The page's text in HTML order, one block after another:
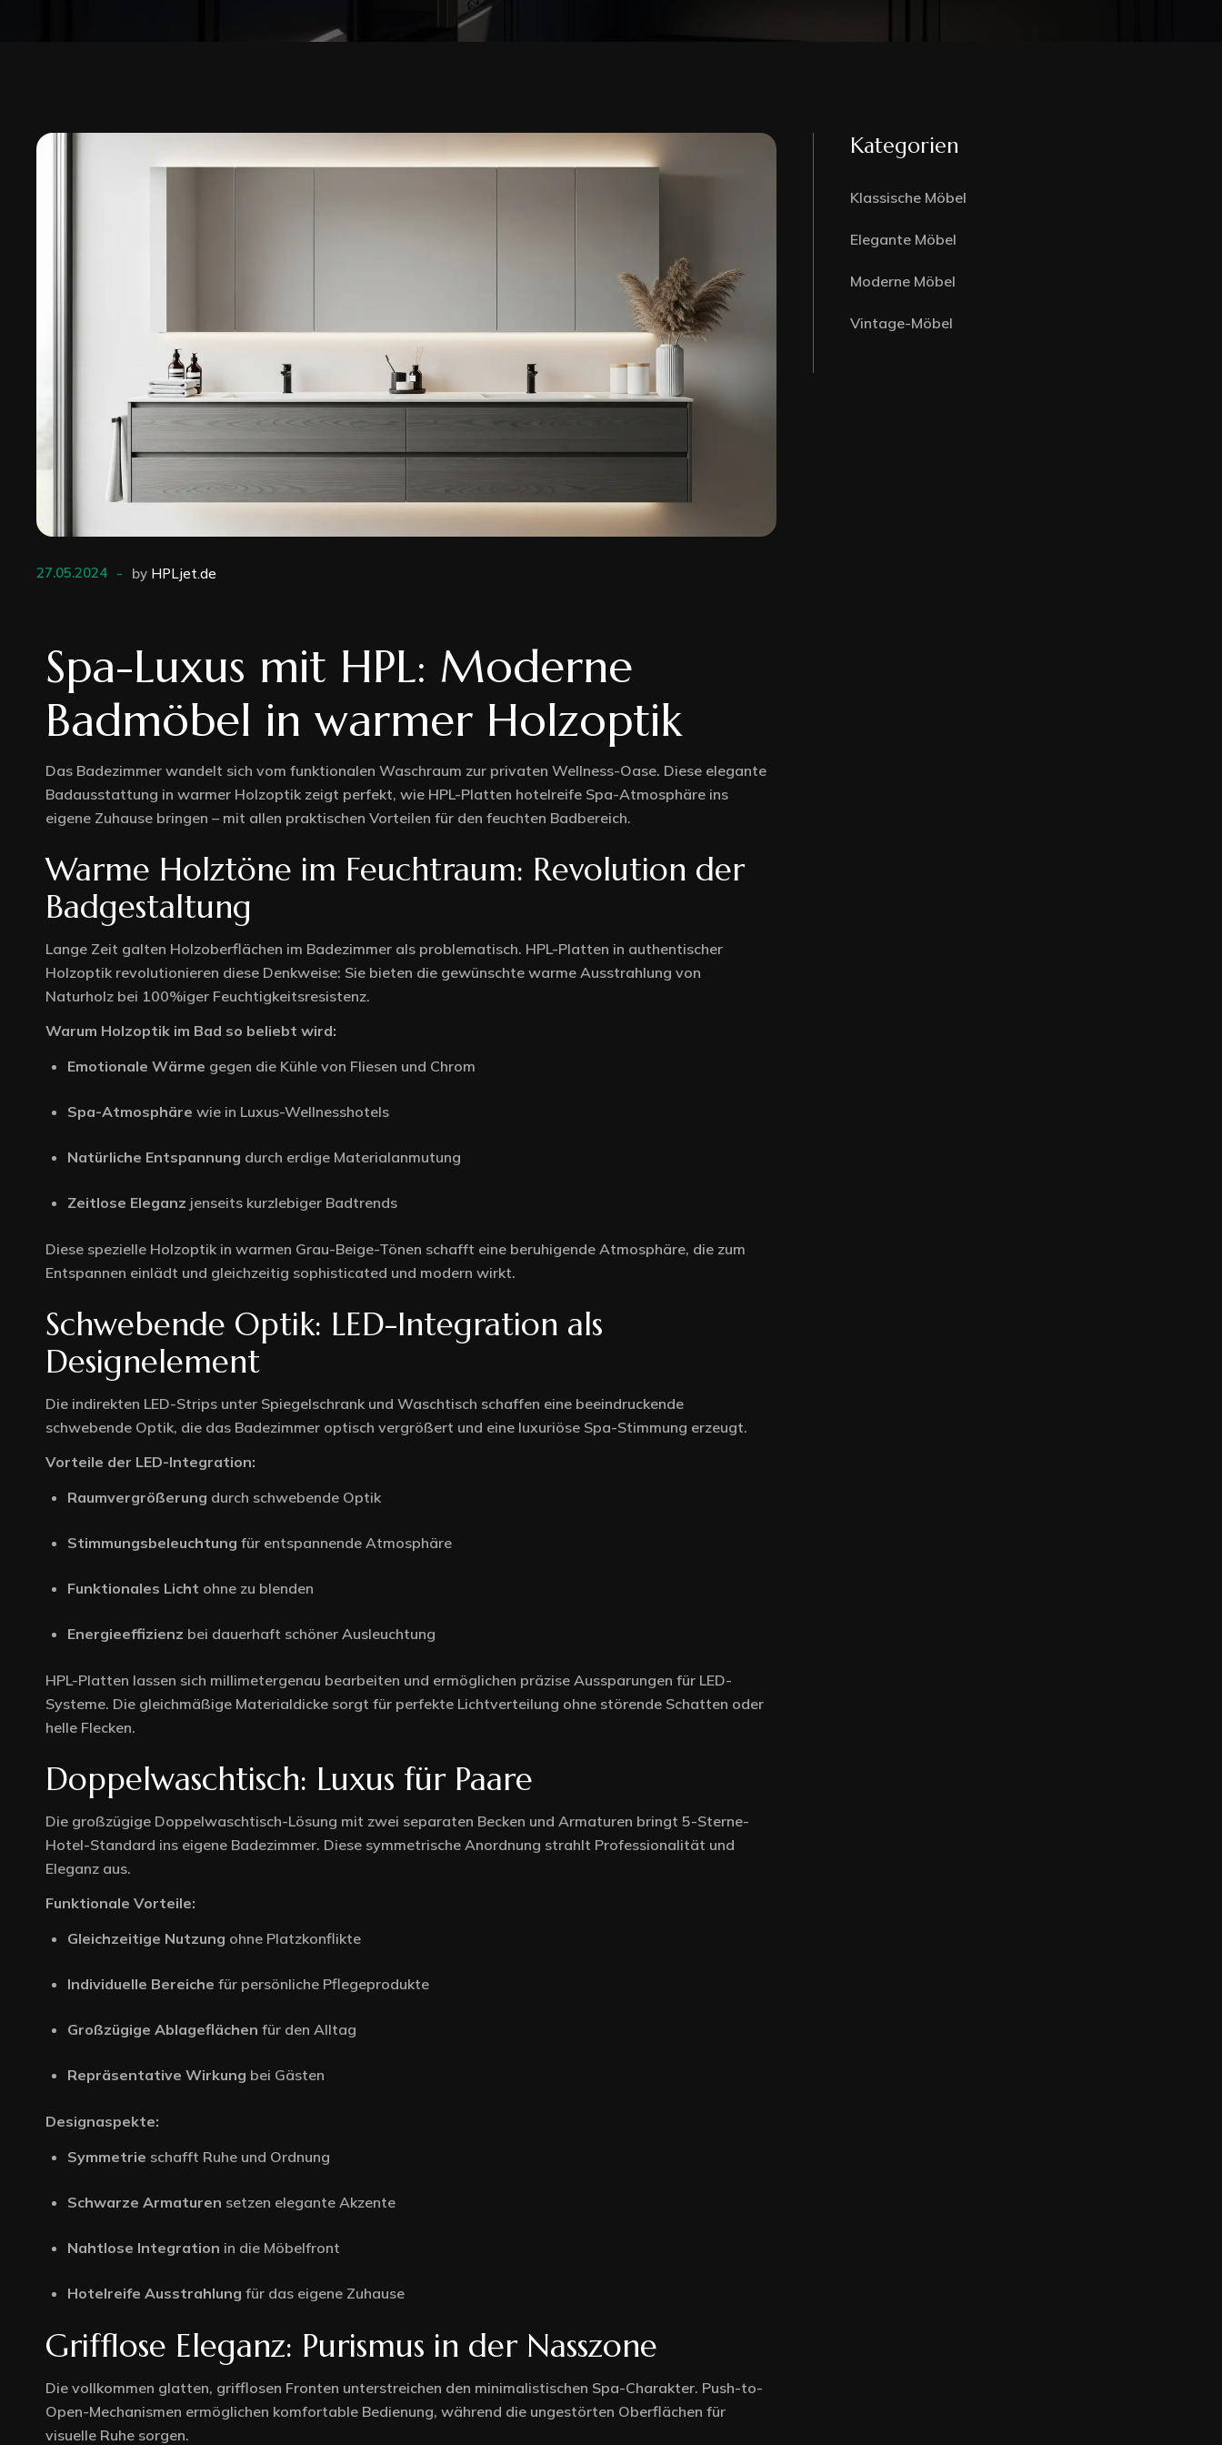
Right Sidebar
Without Sidebar
Register Page
404 Page
RTL Version
Home 1
Home 3
Home 5
27.05.2024 by HPLjet.de
Spa-Luxus mit HPL: Moderne
Badmöbel in warmer Holzoptik
Das Badezimmer wandelt sich vom funktionalen Waschraum zur privaten Wellness-Oase. Diese elegante
Badausstattung in warmer Holzoptik zeigt perfekt, wie HPL-Platten hotelreife Spa-Atmosphäre ins
eigene Zuhause bringen – mit allen praktischen Vorteilen für den feuchten Badbereich.
Warme Holztöne im Feuchtraum: Revolution der
Badgestaltung
Lange Zeit galten Holzoberflächen im Badezimmer als problematisch. HPL-Platten in authentischer
Holzoptik revolutionieren diese Denkweise: Sie bieten die gewünschte warme Ausstrahlung von
Naturholz bei 100%iger Feuchtigkeitsresistenz.
Warum Holzoptik im Bad so beliebt wird:
Emotionale Wärme gegen die Kühle von Fliesen und Chrom
Spa-Atmosphäre wie in Luxus-Wellnesshotels
Natürliche Entspannung durch erdige Materialanmutung
Zeitlose Eleganz jenseits kurzlebiger Badtrends
Diese spezielle Holzoptik in warmen Grau-Beige-Tönen schafft eine beruhigende Atmosphäre, die zum
Entspannen einlädt und gleichzeitig sophisticated und modern wirkt.
Schwebende Optik: LED-Integration als
Designelement
Die indirekten LED-Strips unter Spiegelschrank und Waschtisch schaffen eine beeindruckende
schwebende Optik, die das Badezimmer optisch vergrößert und eine luxuriöse Spa-Stimmung erzeugt.
Vorteile der LED-Integration:
Raumvergrößerung durch schwebende Optik
Stimmungsbeleuchtung für entspannende Atmosphäre
Funktionales Licht ohne zu blenden
Energieeffizienz bei dauerhaft schöner Ausleuchtung
HPL-Platten lassen sich millimetergenau bearbeiten und ermöglichen präzise Aussparungen für LED-
Systeme. Die gleichmäßige Materialdicke sorgt für perfekte Lichtverteilung ohne störende Schatten oder
helle Flecken.
Doppelwaschtisch: Luxus für Paare
Die großzügige Doppelwaschtisch-Lösung mit zwei separaten Becken und Armaturen bringt 5-Sterne-
Hotel-Standard ins eigene Badezimmer. Diese symmetrische Anordnung strahlt Professionalität und
Eleganz aus.
Funktionale Vorteile:
Gleichzeitige Nutzung ohne Platzkonflikte
Individuelle Bereiche für persönliche Pflegeprodukte
Großzügige Ablageflächen für den Alltag
Repräsentative Wirkung bei Gästen
Designaspekte:
Symmetrie schafft Ruhe und Ordnung
Schwarze Armaturen setzen elegante Akzente
Nahtlose Integration in die Möbelfront
Hotelreife Ausstrahlung für das eigene Zuhause
Grifflose Eleganz: Purismus in der Nasszone
Die vollkommen glatten, grifflosen Fronten unterstreichen den minimalistischen Spa-Charakter. Push-to-
Open-Mechanismen ermöglichen komfortable Bedienung, während die ungestörten Oberflächen für
visuelle Ruhe sorgen.
Kategorien
Klassische Möbel
Elegante Möbel
Moderne Möbel
Vintage-Möbel